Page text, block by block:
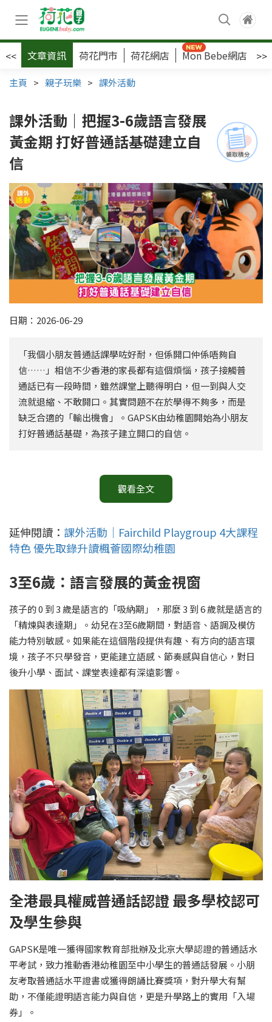
<< 文章資訊 荷花門市 荷花網店 Mon Bebe網店 >>
主頁 > 親子玩樂 > 課外活動
課外活動｜把握3-6歲語言發展
黃金期 打好普通話基礎建立自
信
日期：2026-06-29
「我個小朋友普通話課學咗好耐，但係開口仲係唔夠自
信……」相信不少香港的家長都有這個煩惱，孩子接觸普
通話已有一段時間，雖然課堂上聽得明白，但一到與人交
流就退縮、不敢開口。其實問題不在於學得不夠多，而是
缺乏合適的「輸出機會」。GAPSK由幼稚園開始為小朋友
打好普通話基礎，為孩子建立開口的自信。
觀看全文
延伸閱讀： 課外活動｜Fairchild Playgroup 4大課程
特色 優先取錄升讀楓薈國際幼稚園
3至6歲：語言發展的黃金視窗
孩子的 0 到 3 歲是語言的「吸納期」，那麼 3 到 6 歲就是語言的
「精煉與表達期」。幼兒在3至6歲期間，對語音、語調及模仿
能力特別敏感。如果能在這個階段提供有趣、有方向的語言環
境，孩子不只學發音，更能建立語感、節奏感與自信心，對日
後升小學、面試、課堂表達都有深遠影響。
全港最具權威普通話認證 最多學校認可
及學生參與
GAPSK是唯一獲得國家教育部批辦及北京大學認證的普通話水
平考試，致力推動香港幼稚園至中小學生的普通話發展。小朋
友考取普通話水平證書或獲得朗誦比賽獎項，對升學大有幫
助，不僅能證明語言能力與自信，更是升學路上的實用「入場
券」。